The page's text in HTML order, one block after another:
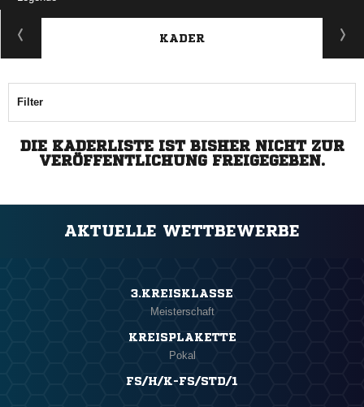
KADER
Filter
DIE KADERLISTE IST BISHER NICHT ZUR
VERÖFFENTLICHUNG FREIGEGEBEN.
AKTUELLE WETTBEWERBE
3.KREISKLASSE
Meisterschaft
KREISPLAKETTE
Pokal
FS/H/K-FS/STD/1